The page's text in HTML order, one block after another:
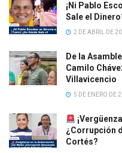
¡Ni Pablo
Sale el
2 DE ABRIL DE
De la
Camilo
Villavicencio
5 DE ENERO DE
¿Corrupción
Cortés?